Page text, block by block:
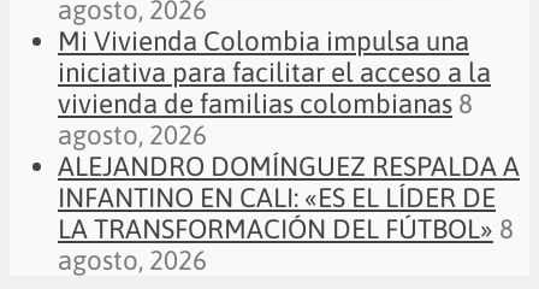
agosto, 2026
Mi Vivienda Colombia impulsa una
iniciativa para facilitar el acceso a la
vivienda de familias colombianas 8
agosto, 2026
ALEJANDRO DOMÍNGUEZ RESPALDA A
INFANTINO EN CALI: «ES EL LÍDER DE
LA TRANSFORMACIÓN DEL FÚTBOL» 8
agosto, 2026